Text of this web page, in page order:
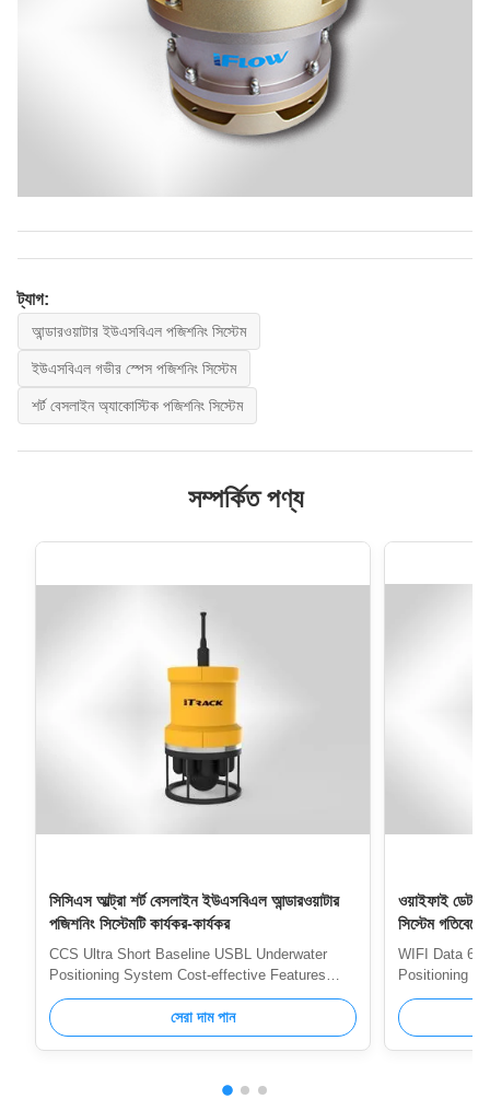
ট্যাগ:
আন্ডারওয়াটার ইউএসবিএল পজিশনিং সিস্টেম
ইউএসবিএল গভীর স্পেস পজিশনিং সিস্টেম
শর্ট বেসলাইন অ্যাকোস্টিক পজিশনিং সিস্টেম
সম্পর্কিত পণ্য
সিসিএস আল্ট্রা শর্ট বেসলাইন ইউএসবিএল আন্ডারওয়াটার
পজিশনিং সিস্টেমটি কার্যকর-কার্যকর
CCS Ultra Short Baseline USBL Underwater
Positioning System Cost-effective Features
Ultra-short Baseline Underwater Acoustic
Positioning System (USBL) ITrack UB Series
Ultrashort Baseline Underwater Acoustic
সেরা দাম পান
ওয়াইফাই ডেটা
সিস্টেম
পর্যন্ত
WIFI Data
Positioning
meters High
up to 75
0.25% & <